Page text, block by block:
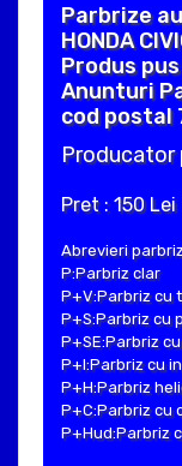
Parbrize
HONDA
Produs
Anunturi
cod postal
Producator
Pret : 150 Lei
Abrevieri
P:Parbriz clar
P+V:Parbriz cu
P+S:Parbriz cu
P+SE:Parbriz
P+I:Parbriz cu
P+H:Parbriz
P+C:Parbriz cu
P+Hud:Parbriz